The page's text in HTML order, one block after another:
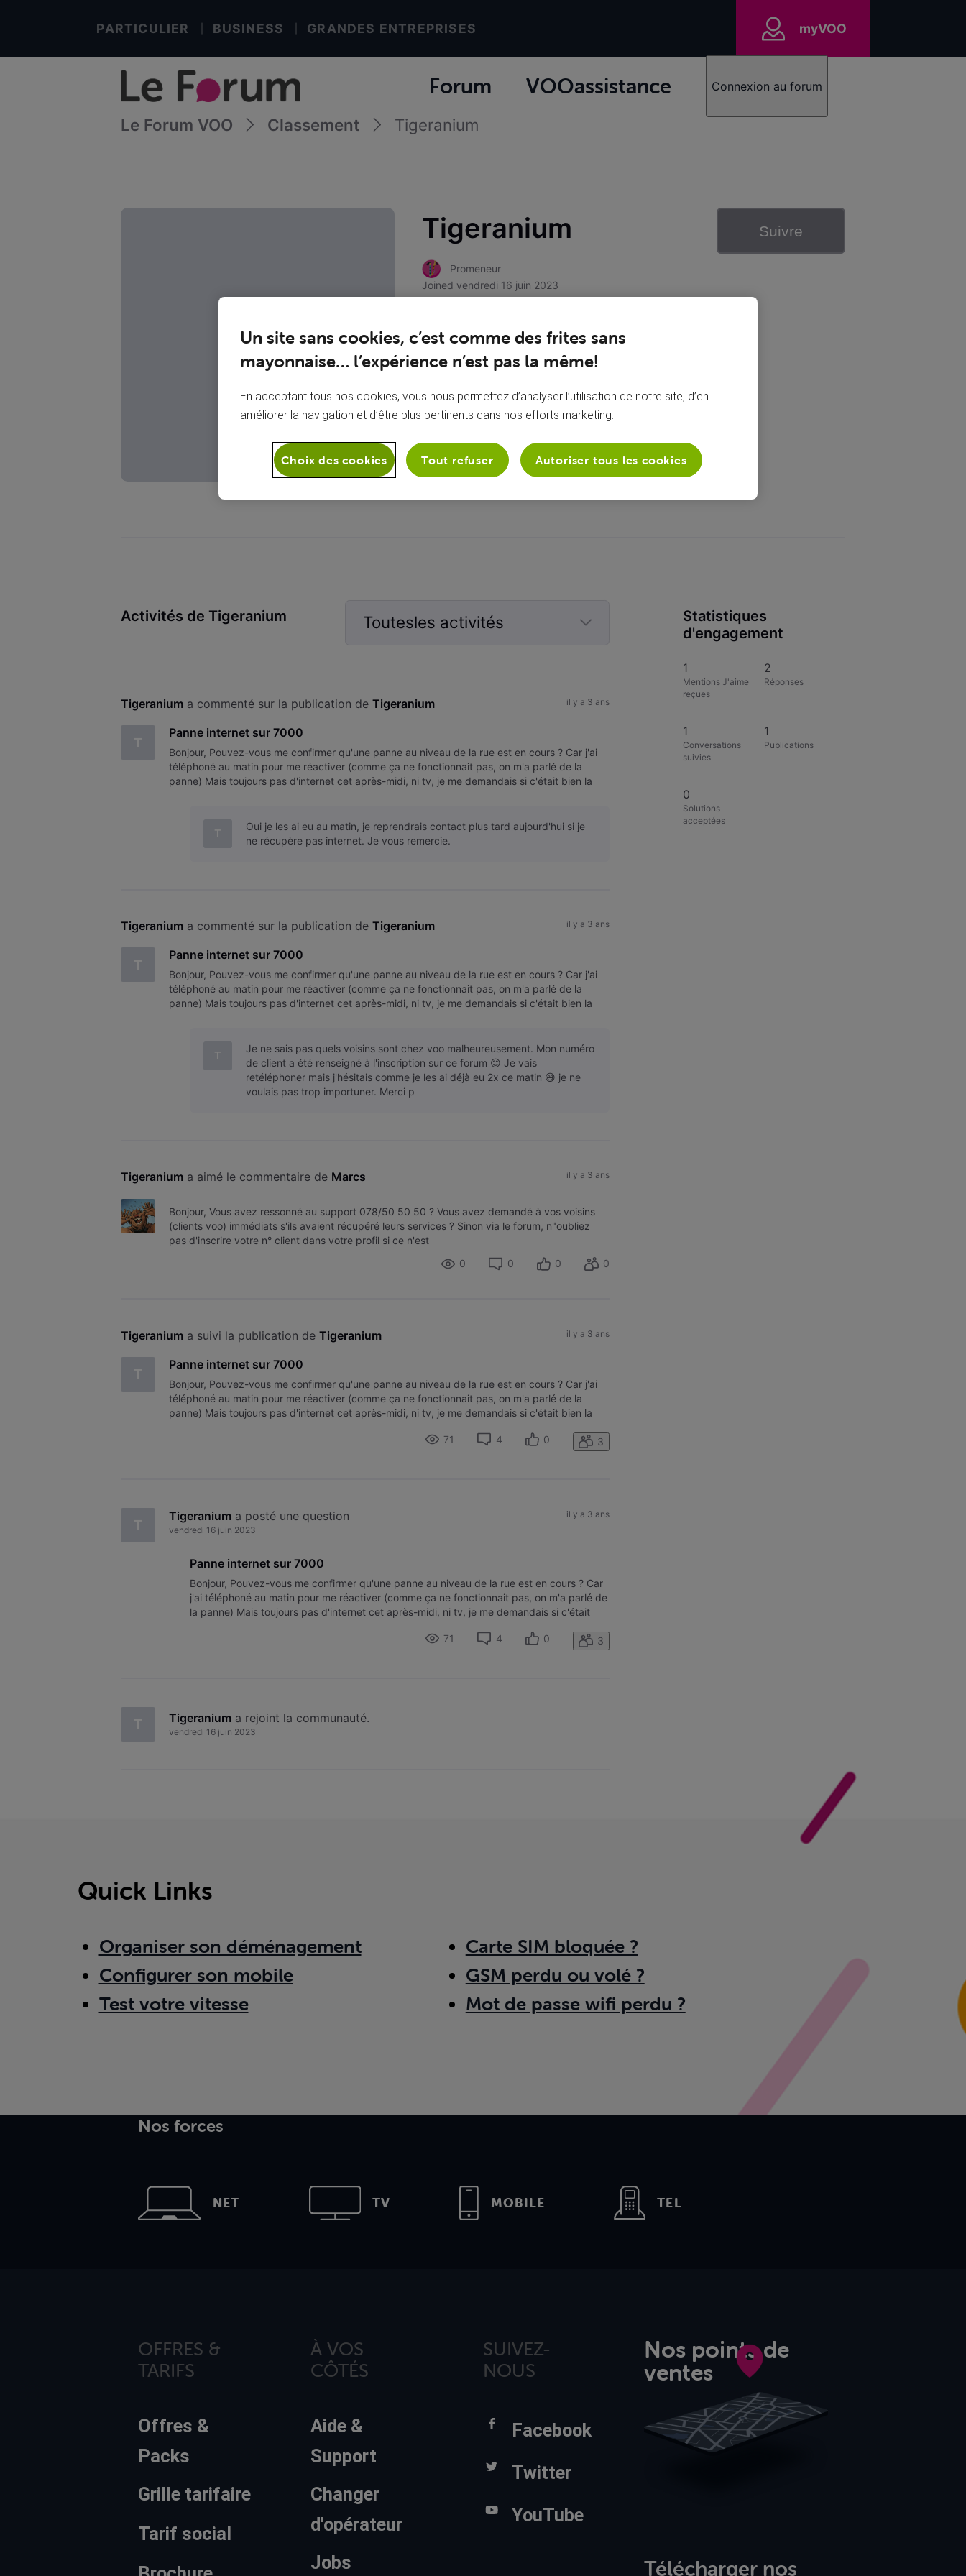
PARTICULIER BUSINESS GRANDES ENTREPRISES myVOO
Forum VOOassistance Connexion au forum
Le Forum VOO Classement Tigeranium
T
Tigeranium
Promeneur
Joined vendredi 16 juin 2023
Suivre
À propos de moi
Aucune bio ajoutée
Activités de Tigeranium
Toutesles activités
Tigeranium a commenté sur la publication de Tigeranium il y a 3 ans
T
Panne internet sur 7000
Bonjour, Pouvez-vous me confirmer qu'une panne au niveau de la rue est en cours ? Car j'ai
téléphoné au matin pour me réactiver (comme ça ne fonctionnait pas, on m'a parlé de la
panne) Mais toujours pas d'internet cet après-midi, ni tv, je me demandais si c'était bien la
T
Oui je les ai eu au matin, je reprendrais contact plus tard aujourd'hui si je
ne récupère pas internet. Je vous remercie.
Tigeranium a commenté sur la publication de Tigeranium il y a 3 ans
T
Panne internet sur 7000
Bonjour, Pouvez-vous me confirmer qu'une panne au niveau de la rue est en cours ? Car j'ai
téléphoné au matin pour me réactiver (comme ça ne fonctionnait pas, on m'a parlé de la
panne) Mais toujours pas d'internet cet après-midi, ni tv, je me demandais si c'était bien la
T
Je ne sais pas quels voisins sont chez voo malheureusement. Mon numéro
de client a été renseigné à l'inscription sur ce forum 😊 Je vais
retéléphoner mais j'hésitais comme je les ai déjà eu 2x ce matin 😅 je ne
voulais pas trop importuner. Merci p
Tigeranium a aimé le commentaire de Marcs il y a 3 ans
Bonjour, Vous avez ressonné au support 078/50 50 50 ? Vous avez demandé à vos voisins
(clients voo) immédiats s'ils avaient récupéré leurs services ? Sinon via le forum, n"oubliez
pas d'inscrire votre n° client dans votre profil si ce n'est
0
0 0 0
Tigeranium a suivi la publication de Tigeranium il y a 3 ans
T
Panne internet sur 7000
Bonjour, Pouvez-vous me confirmer qu'une panne au niveau de la rue est en cours ? Car j'ai
téléphoné au matin pour me réactiver (comme ça ne fonctionnait pas, on m'a parlé de la
panne) Mais toujours pas d'internet cet après-midi, ni tv, je me demandais si c'était bien la
71
4 0 3
T
Tigeranium a posté une question
vendredi 16 juin 2023
il y a 3 ans
Panne internet sur 7000
Bonjour, Pouvez-vous me confirmer qu'une panne au niveau de la rue est en cours ? Car
j'ai téléphoné au matin pour me réactiver (comme ça ne fonctionnait pas, on m'a parlé de
la panne) Mais toujours pas d'internet cet après-midi, ni tv, je me demandais si c'était
71
4 0 3
T Tigeranium a rejoint la communauté.
vendredi 16 juin 2023
Statistiques
d'engagement
1
Mentions J'aime
reçues
2
Réponses
1
Conversations
suivies
1
Publications
0
Solutions
acceptées
Quick Links
Organiser son déménagement
Configurer son mobile
Test votre vitesse
Carte SIM bloquée ?
GSM perdu ou volé ?
Mot de passe wifi perdu ?
Nos forces
NET TV MOBILE TEL
OFFRES &
TARIFS
Offres &
Packs
Grille tarifaire
Tarif social
À VOS
CÔTÉS
Aide &
Support
Changer
d'opérateur
Jobs
SUIVEZ-
NOUS
Facebook
Twitter
YouTube
Nos points de
ventes
Télécharger nos
Un site sans cookies, c’est comme des frites sans
mayonnaise… l’expérience n’est pas la même!
En acceptant tous nos cookies, vous nous permettez d’analyser l’utilisation de notre site, d’en
améliorer la navigation et d’être plus pertinents dans nos efforts marketing.
Tout refuser Autoriser tous les cookies
Choix des cookies